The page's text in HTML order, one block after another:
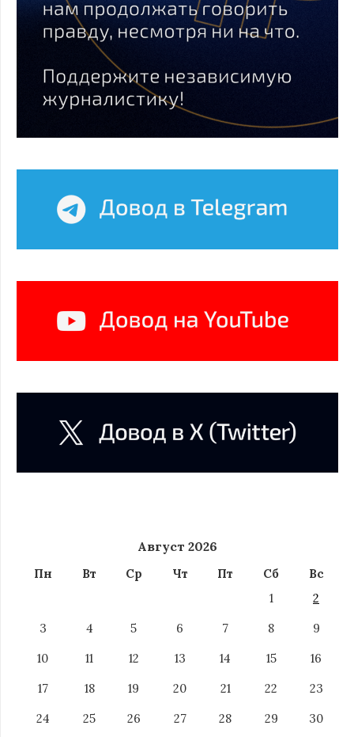
Август 2026
Пн Вт Ср Чт Пт Сб
Вс
1
2
3
4 5 6 7 8
9
10
11 12 13 14 15
16
17
18 19 20 21 22
23
24
25 26 27 28 29
30